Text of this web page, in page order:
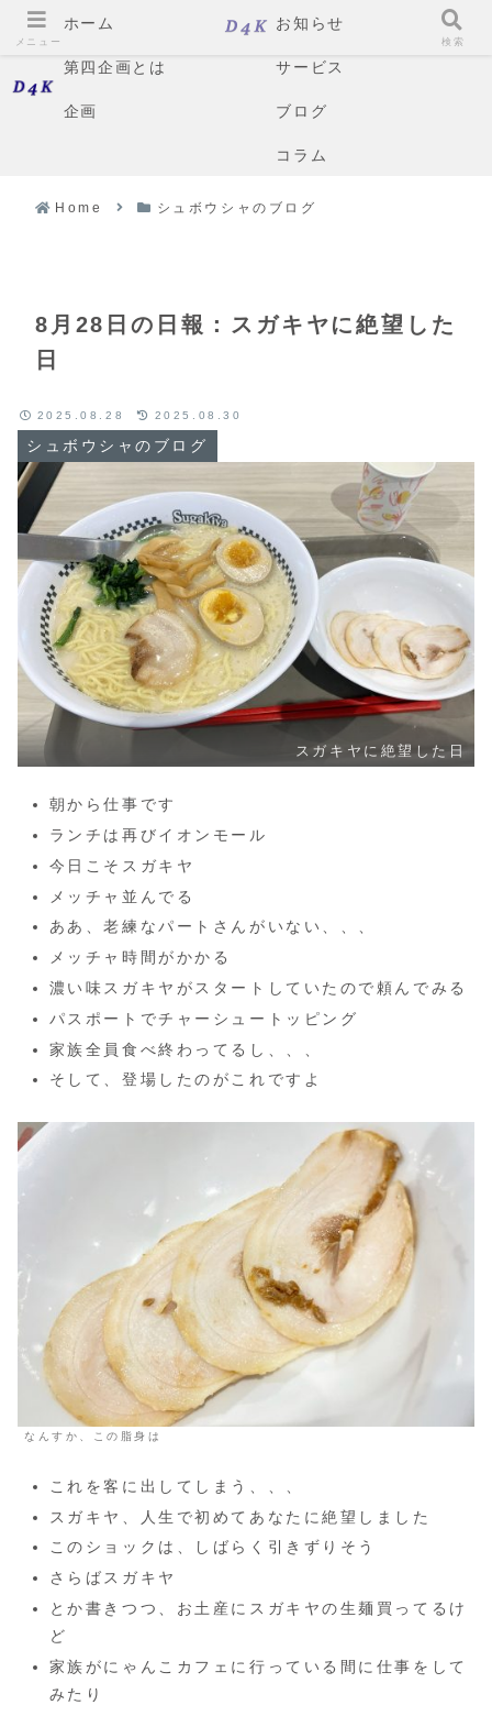
ホーム
お知らせ
第四企画とは
サービス
企画
ブログ
コラム
Home シュボウシャのブログ
8月28日の日報：スガキヤに絶望した
日
シュボウシャのブログ
スガキヤに絶望した日
2025.08.28 2025.08.30
朝から仕事です
ランチは再びイオンモール
今日こそスガキヤ
メッチャ並んでる
ああ、老練なパートさんがいない、、、
メッチャ時間がかかる
濃い味スガキヤがスタートしていたので頼んでみる
パスポートでチャーシュートッピング
家族全員食べ終わってるし、、、
そして、登場したのがこれですよ
なんすか、この脂身は
これを客に出してしまう、、、
スガキヤ、人生で初めてあなたに絶望しました
このショックは、しばらく引きずりそう
さらばスガキヤ
とか書きつつ、お土産にスガキヤの生麺買ってるけ
ど
家族がにゃんこカフェに行っている間に仕事をして
みたり
メニュー 検索